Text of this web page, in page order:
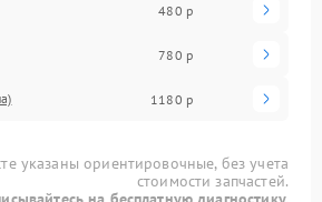
480 р
780 р
1180 р
указаны ориентировочные, без учета
стоимости запчастей.